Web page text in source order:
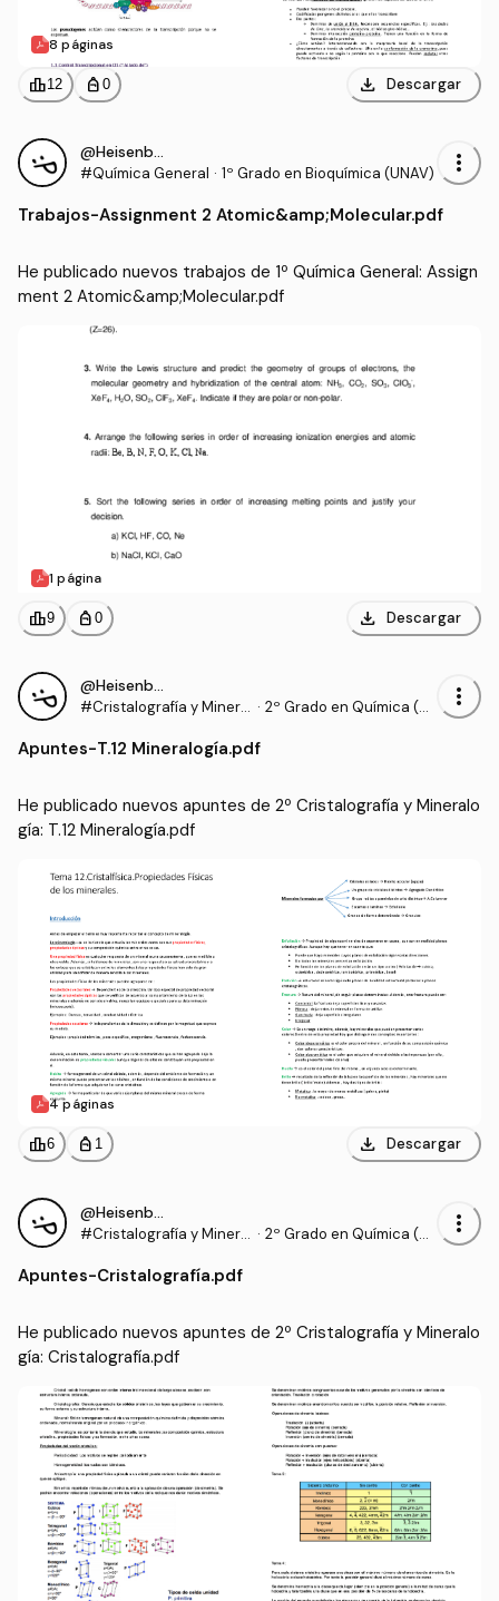
8 páginas
leaderboard12 personal_bag 0 download Descargar
@Heisenberg4
#Química General · 1º Grado en Bioquímica (UNAV) more_vert
Trabajos-Assignment 2 Atomic&amp;Molecular.pdf
He publicado nuevos trabajos de 1º Química General: Assign
ment 2 Atomic&amp;Molecular.pdf
1 página
leaderboard9 personal_bag 0 download Descargar
@Heisenberg4
#Cristalografía y Minera · 2º Grado en Química (U
more_vert
Apuntes-T.12 Mineralogía.pdf
He publicado nuevos apuntes de 2º Cristalografía y Mineralo
gía: T.12 Mineralogía.pdf
4 páginas
leaderboard6 personal_bag 1 download Descargar
@Heisenberg4
#Cristalografía y Minera · 2º Grado en Química (U
more_vert
Apuntes-Cristalografía.pdf
He publicado nuevos apuntes de 2º Cristalografía y Mineralo
gía: Cristalografía.pdf